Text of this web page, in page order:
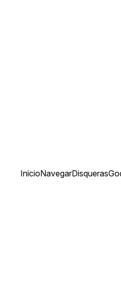
InicioNavegarDisqueras